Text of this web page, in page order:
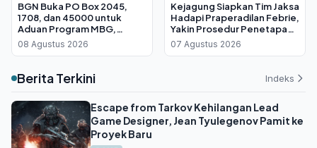
BGN Buka PO Box 2045,
1708, dan 45000 untuk
Aduan Program MBG,
Laporan Dikelola Langsung
Kepala Badan
08 Agustus 2026
Kejagung Siapkan Tim Jaksa
Hadapi Praperadilan Febrie,
Yakin Prosedur Penetapan
Tersangka Sah
07 Agustus 2026
Berita Terkini Indeks
Escape from Tarkov Kehilangan Lead
Game Designer, Jean Tyulegenov Pamit ke
Proyek Baru